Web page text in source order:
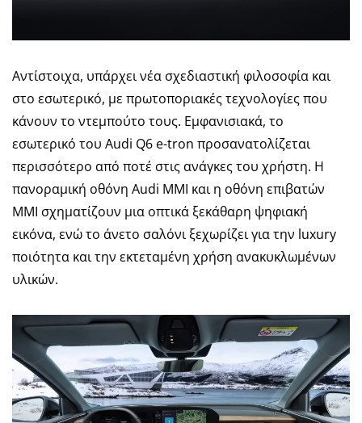
Αντίστοιχα, υπάρχει νέα σχεδιαστική φιλοσοφία και
στο εσωτερικό, με πρωτοποριακές τεχνολογίες που
κάνουν το ντεμπούτο τους. Εμφανισιακά, το
εσωτερικό του Audi Q6 e-tron προσανατολίζεται
περισσότερο από ποτέ στις ανάγκες του χρήστη. Η
πανοραμική οθόνη Audi MMI και η οθόνη επιβατών
MMI σχηματίζουν μια οπτικά ξεκάθαρη ψηφιακή
εικόνα, ενώ το άνετο σαλόνι ξεχωρίζει για την luxury
ποιότητα και την εκτεταμένη χρήση ανακυκλωμένων
υλικών.